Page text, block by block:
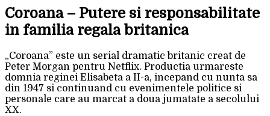
Coroana – Putere si responsabilitate
in familia regala britanica
„Coroana” este un serial dramatic britanic creat de
Peter Morgan pentru Netflix. Productia urmareste
domnia reginei Elisabeta a II-a, incepand cu nunta sa
din 1947 si continuand cu evenimentele politice si
personale care au marcat a doua jumatate a secolului
XX.